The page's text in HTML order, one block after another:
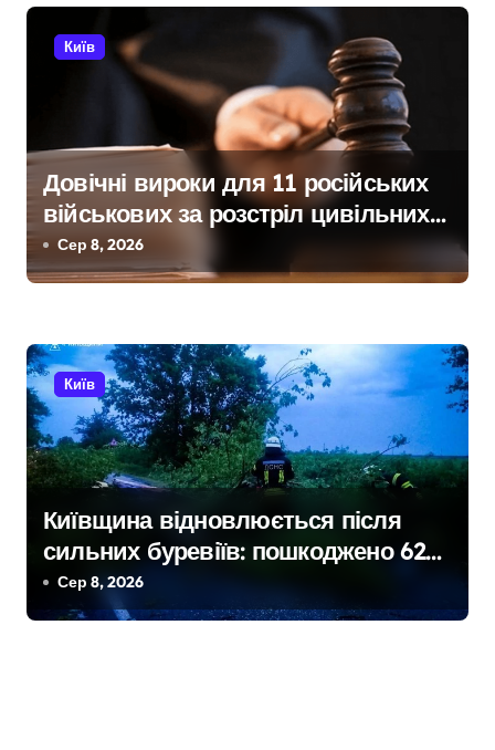
Київ
Довічні вироки для 11 російських
військових за розстріл цивільних
на Київщині
Сер 8, 2026
Київ
Київщина відновлюється після
сильних буревіїв: пошкоджено 62
будинки, понад 18 тисяч родин
залишились без електрики
Сер 8, 2026